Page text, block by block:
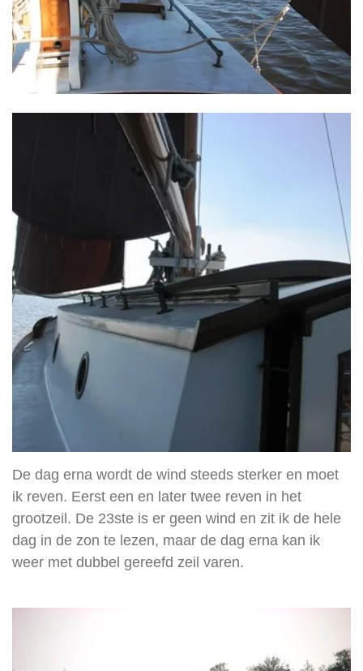
De dag erna wordt de wind steeds sterker en moet
ik reven. Eerst een en later twee reven in het
grootzeil. De 23ste is er geen wind en zit ik de hele
dag in de zon te lezen, maar de dag erna kan ik
weer met dubbel gereefd zeil varen.